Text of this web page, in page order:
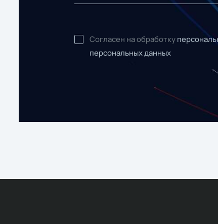
Согласен на обработку
персональных данных